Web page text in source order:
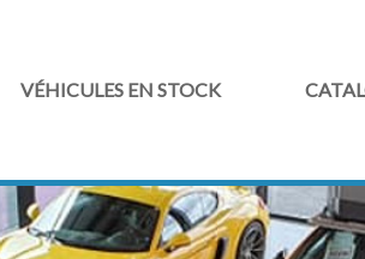
VÉHICULES EN STOCK